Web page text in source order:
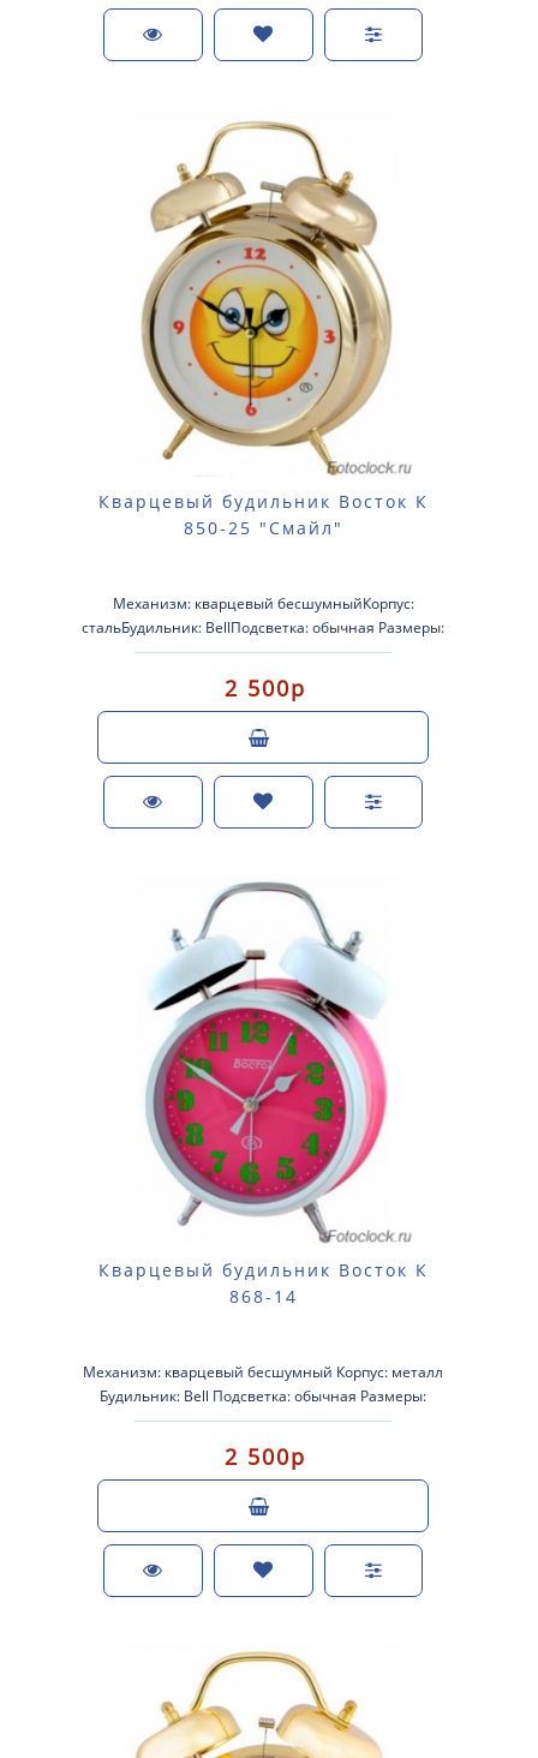
Кварцевый будильник Восток К
850-25 "Смайл"
Механизм: кварцевый бесшумныйКорпус:
стальБудильник: BellПодсветка: обычная Размеры:
150х210х65 ..
2 500р
Кварцевый будильник Восток К
868-14
Механизм: кварцевый бесшумный Корпус: металл
Будильник: Bell Подсветка: обычная Размеры:
112х112х60 Питание: ..
2 500р